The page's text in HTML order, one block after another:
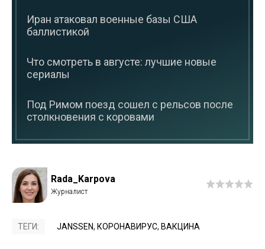
Иран атаковал военные базы США
баллистикой
Что смотреть в августе: лучшие новые
сериалы
Под Римом поезд сошел с рельсов после
столкновения с коровами
Rada_Karpova
ТЕГИ: JANSSEN, КОРОНАВИРУС, ВАКЦИНА